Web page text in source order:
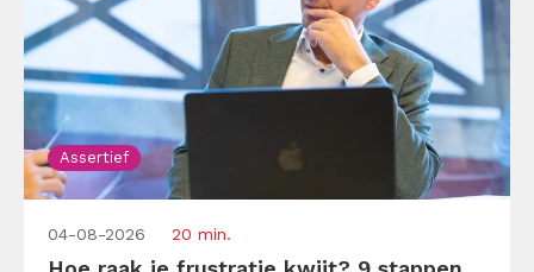
Assertief
04-08-2026 20 min.